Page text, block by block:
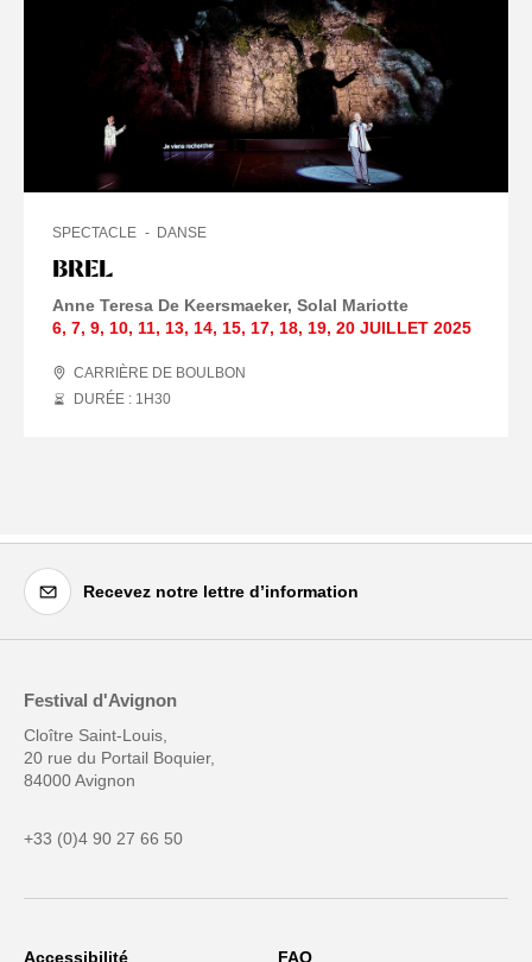
BREL
SPECTACLE DANSE
Anne Teresa De Keersmaeker Solal Mariotte
6, 7, 9, 10, 11, 13, 14, 15, 17, 18, 19, 20 JUILLET 2025
CARRIÈRE DE BOULBON
DURÉE : 1 H30
Recevez notre lettre d’information
Festival d'Avignon
Cloître Saint-Louis,
20 rue du Portail Boquier,
84000 Avignon
+33 (0)4 90 27 66 50
Accessibilité FAQ